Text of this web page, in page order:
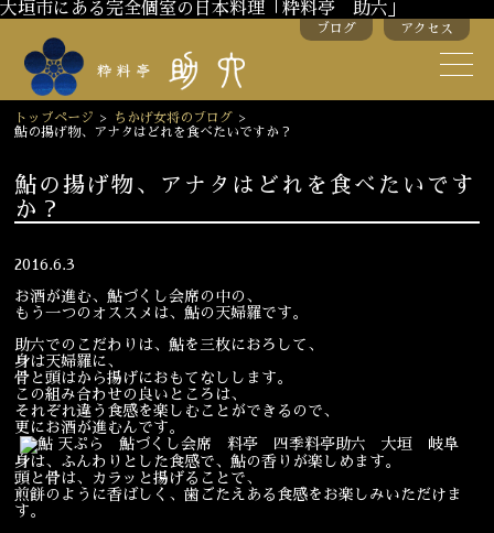
大垣市にある完全個室の日本料理「粋料亭 助六」
ブログ アクセス
トップページ > ちかげ女将のブログ >
鮎の揚げ物、アナタはどれを食べたいですか？
鮎の揚げ物、アナタはどれを食べたいです
か？
2016.6.3
お酒が進む、鮎づくし会席の中の、
もう一つのオススメは、鮎の天婦羅です。
助六でのこだわりは、鮎を三枚におろして、
身は天婦羅に、
骨と頭はから揚げにおもてなしします。
この組み合わせの良いところは、
それぞれ違う食感を楽しむことができるので、
更にお酒が進むんです。
身は、ふんわりとした食感で、鮎の香りが楽しめます。
頭と骨は、カラッと揚げることで、
煎餅のように香ばしく、歯ごたえある食感をお楽しみいただけま
す。
スタッフ紹介
季節のお料理 お弁当
お飲み物
お部屋のご紹介 会議・舞台のご利用
結婚式・披露宴
ご接待 法要
慶事 お顔合わせ